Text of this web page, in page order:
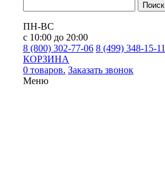
Поиск
ПН-ВС
с 10:00 до 20:00
8 (800) 302-77-06 8 (499) 348-15-11
КОРЗИНА
0 товаров. Заказать звонок
Меню